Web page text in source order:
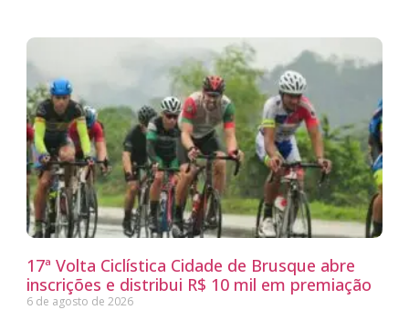
17ª Volta Ciclística Cidade de Brusque abre
inscrições e distribui R$ 10 mil em premiação
6 de agosto de 2026